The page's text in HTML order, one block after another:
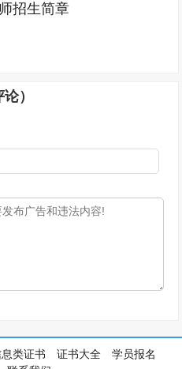
招生简章
）
类证书 证书大全
学员报名